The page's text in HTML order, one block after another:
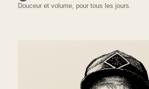
Douceur et volume, pour tous les jours.